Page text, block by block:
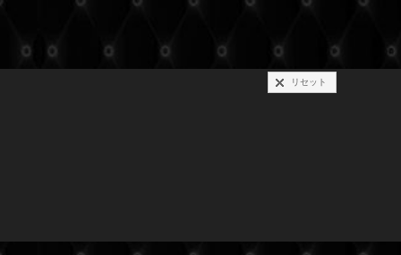
リセット